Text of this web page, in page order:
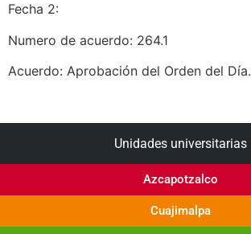
Fecha 2:
Numero de acuerdo: 264.1
Acuerdo: Aprobación del Orden del Día.
Unidades universitarias
Azcapotzalco
Cuajimalpa